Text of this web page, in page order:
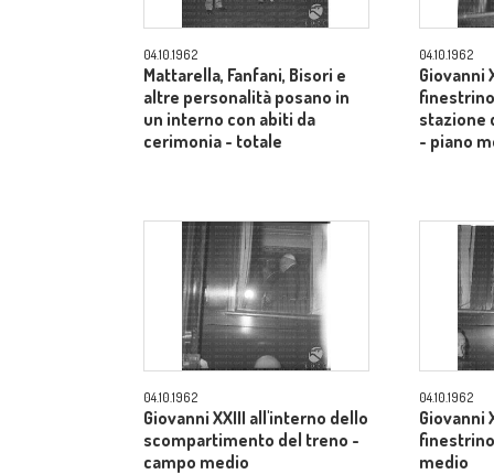
04.10.1962
Mattarella, Fanfani, Bisori e
altre personalità posano in
un interno con abiti da
cerimonia - totale
04.10.1962
Giovanni
stazione
- piano
04.10.1962
Giovanni XXIII all'interno dello
scompartimento del treno -
campo medio
04.10.1962
Giovanni
medio